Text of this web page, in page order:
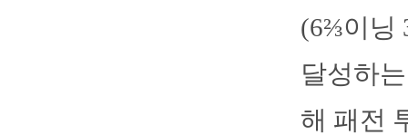
(6⅔이닝
달성하
해 패전